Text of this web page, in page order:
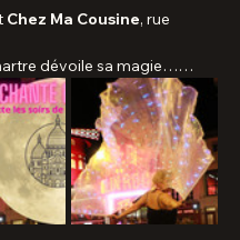
Chaque étape offre des
le Paris nocturne,
Chez Ma Cousine, rue
dévoile sa magie……